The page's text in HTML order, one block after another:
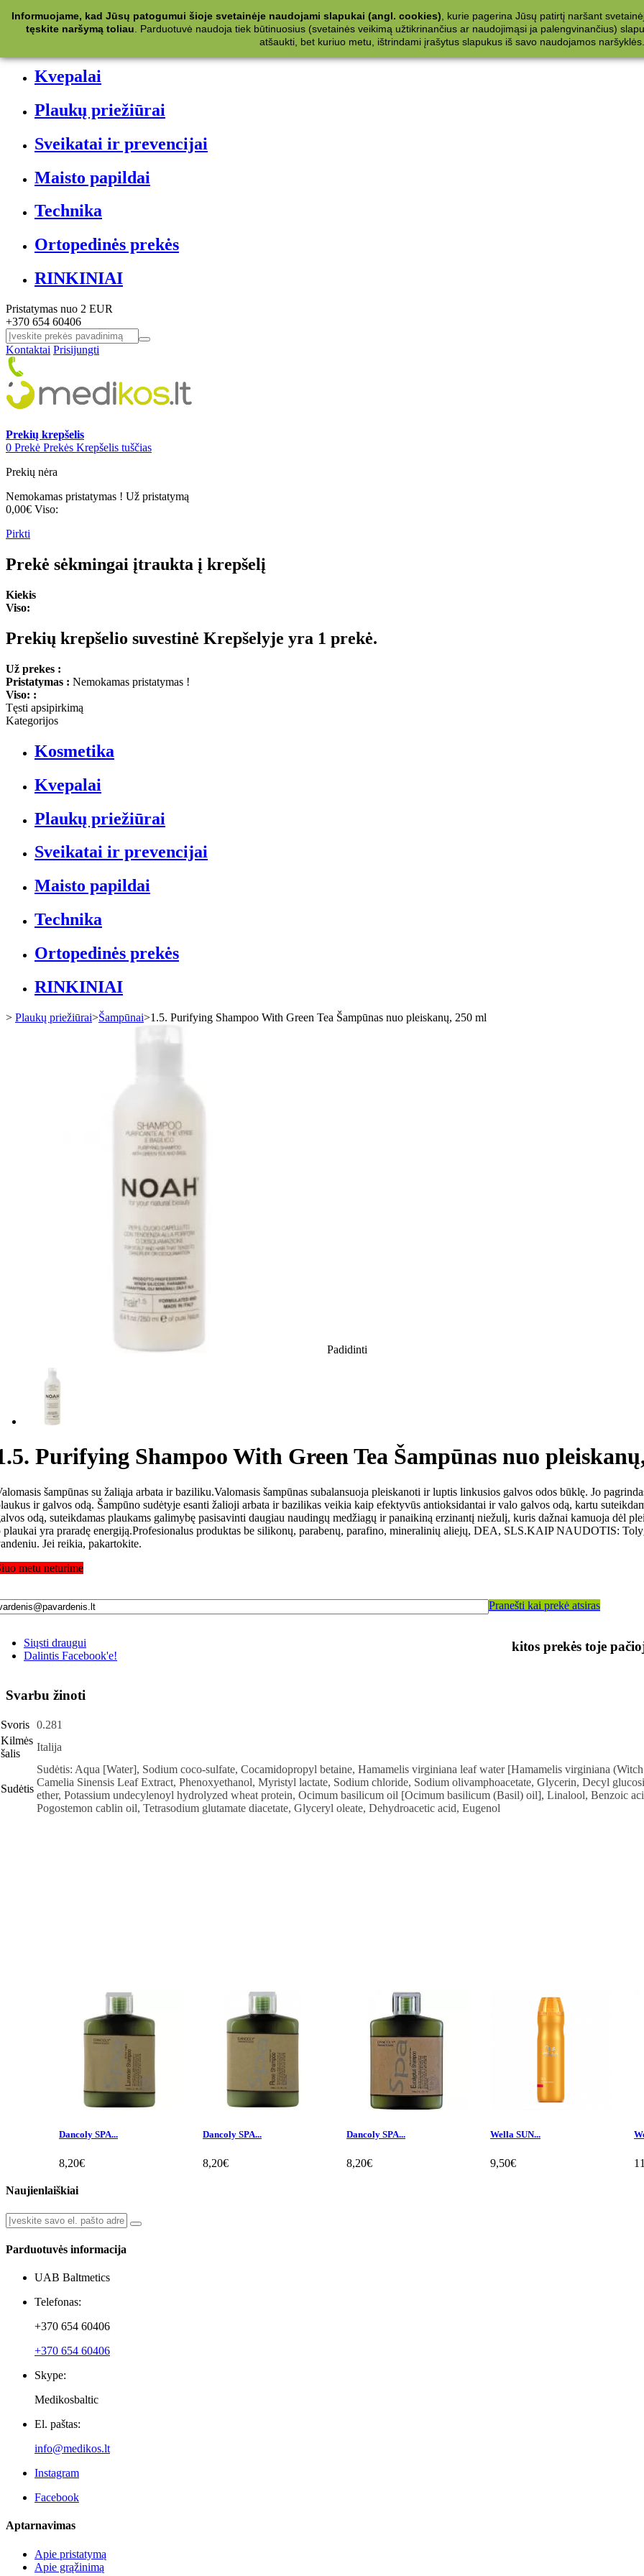
Kategorijos
Kvepalai
Plaukų priežiūrai
Sveikatai ir prevencijai
Maisto papildai
Technika
Ortopedinės prekės
RINKINIAI
Pristatymas nuo 2 EUR
+370 654 60406
Kontaktai Prisijungti
Prekių krepšelis
0 Prekė Prekės Krepšelis tuščias
Prekių nėra
Nemokamas pristatymas ! Už pristatymą
0,00€ Viso:
Pirkti
Prekė sėkmingai įtraukta į krepšelį
Kiekis
Viso:
Prekių krepšelio suvestinė Krepšelyje yra 1 prekė.
Už prekes :
Pristatymas : Nemokamas pristatymas !
Viso: :
Tęsti apsipirkimą
Kategorijos
Kosmetika
Kvepalai
Plaukų priežiūrai
Sveikatai ir prevencijai
Maisto papildai
Technika
Ortopedinės prekės
RINKINIAI
> Plaukų priežiūrai>Šampūnai>1.5. Purifying Shampoo With Green Tea Šampūnas nuo pleiskanų, 250 ml
Padidinti
Purifying Shampoo With Green Tea Šampūnas nuo
šampūnas su žaliąja arbata ir baziliku.Valomasis šampūnas subalansuoja pleiskanoti ir luptis linkusios galvos odos būklę. Jo
ir galvos odą. Šampūno sudėtyje esanti žalioji arbata ir bazilikas veikia kaip efektyvūs antioksidantai ir valo galvos odą, kartu
odą, suteikdamas plaukams galimybę pasisavinti daugiau naudingų medžiagų ir panaikiną erzinantį niežulį, kuris dažnai kamuoja dėl
plaukai yra praradę energiją.Profesionalus produktas be silikonų, parabenų, parafino, mineralinių aliejų, DEA, SLS.KAIP NAUDOTIS:
Jei reikia, pakartokite.
metu neturime
Pranešti kai prekė atsiras
Siųsti draugui
Dalintis Facebook'e!
Svarbu žinoti
Svoris 0.281
Kilmės
šalis
Italija
Sudėtis
Sudėtis: Aqua [Water], Sodium coco-sulfate, Cocamidopropyl betaine, Hamamelis virginiana leaf water [Hamamelis virginiana
Camelia Sinensis Leaf Extract, Phenoxyethanol, Myristyl lactate, Sodium chloride, Sodium olivamphoacetate, Glycerin, Decyl
ether, Potassium undecylenoyl hydrolyzed wheat protein, Ocimum basilicum oil [Ocimum basilicum (Basil) oil], Linalool, Benzoic
Pogostemon cablin oil, Tetrasodium glutamate diacetate, Glyceryl oleate, Dehydroacetic acid, Eugenol
kitos prekės toje
Dancoly SPA...
8,20€
Dancoly SPA...
8,20€
Dancoly SPA...
8,20€
Wella SUN...
9,50€
Naujienlaiškiai
Informuojame, kad Jūsų patogumui šioje svetainėje naudojami slapukai (angl. cookies) , kurie pagerina Jūsų patirtį naršant
tęskite naršymą toliau
Parduotuvė naudoja tiek būtinuosius (svetainės veikimą užtikrinančius ar naudojimąsi ja palengvinančius)
atšaukti, bet kuriuo metu, ištrindami įrašytus slapukus iš savo naudojamos naršyklės.